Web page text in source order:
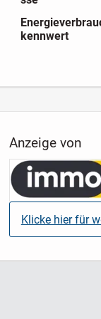
Ob Sie sich für
Zuhause oder ein
kennwert
Anzeige von
Klicke hier für